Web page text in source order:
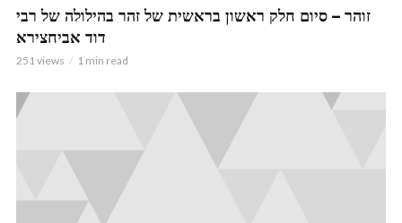
זוהר – סיום חלק ראשון בראשית של זהר בהילולה של רבי
דוד אביחצירא
251 views 1 min read